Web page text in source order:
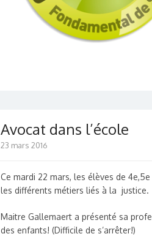
Avocat dans l’école
23 mars 2016
Ce mardi 22 mars, les élèves de
les différents métiers liés à la justice.
Maitre Gallemaert a présenté sa
des enfants! (Difficile de s’arrêter!)